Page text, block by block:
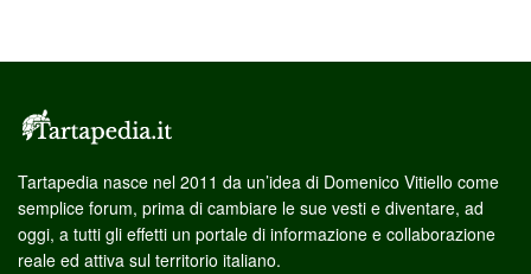
Tartapedia nasce nel 2011 da un’idea di Domenico Vitiello come
semplice forum, prima di cambiare le sue vesti e diventare, ad
oggi, a tutti gli effetti un portale di informazione e collaborazione
reale ed attiva sul territorio italiano.